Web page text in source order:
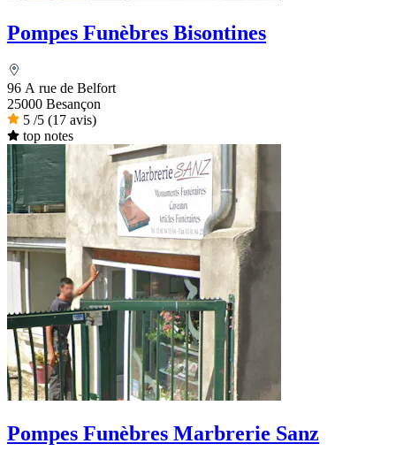
Pompes Funèbres Bisontines
96 A rue de Belfort
25000 Besançon
5 /5 (17 avis)
top notes
Pompes Funèbres Marbrerie Sanz